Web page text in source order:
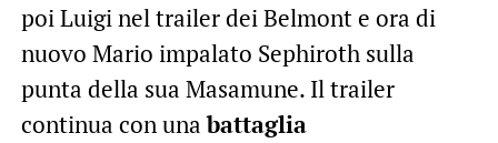
poi Luigi nel trailer dei Belmont e ora di
nuovo Mario impalato Sephiroth sulla
punta della sua Masamune. Il trailer
continua con unabattaglia